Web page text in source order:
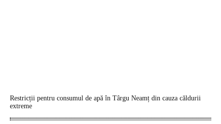
Restricții pentru consumul de apă în Târgu Neamț din cauza căldurii
extreme